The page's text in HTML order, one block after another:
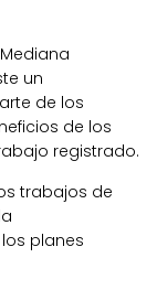
un
de los
de los
registrado.
trabajos de
planes